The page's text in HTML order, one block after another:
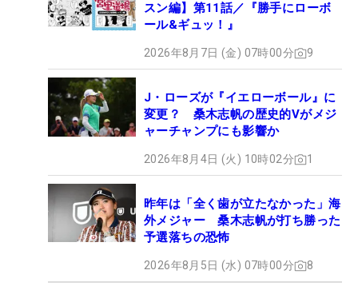
スン編】第11話／『勝手にローボ
ール&ギュッ！』
2026年8月7日 (金) 07時00分 9
J・ローズが『イエローボール』に
変更？ 桑木志帆の歴史的Vがメジ
ャーチャンプにも影響か
2026年8月4日 (火) 10時02分 1
昨年は「全く歯が立たなかった」海
外メジャー 桑木志帆が打ち勝った
予選落ちの恐怖
2026年8月5日 (水) 07時00分 8